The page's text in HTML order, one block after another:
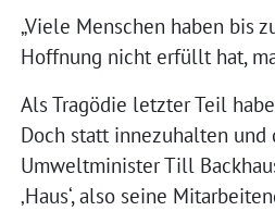
„Viele Menschen haben bis
Hoffnung nicht erfüllt hat,
Als Tragödie letzter Teil
Doch statt innezuhalten
Umweltminister Till
‚Haus‘, also seine